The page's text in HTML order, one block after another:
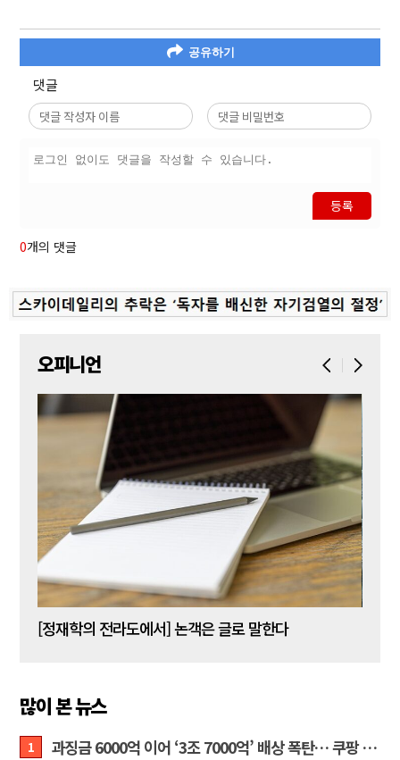
공유하기
댓글
등록
0개의 댓글
오피니언
[정재학의 전라도에서] 논객은 글로 말한다
많이 본 뉴스
1 과징금 6000억 이어 ‘3조 7000억’ 배상 폭탄… 쿠팡 때리기에 한미 통상 ‘초비상’